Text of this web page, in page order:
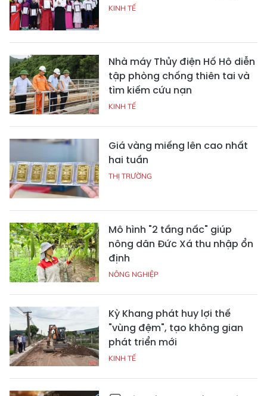
KINH TẾ
Nhà máy Thủy điện Hố Hô diễn
tập phòng chống thiên tai và
tìm kiếm cứu nạn
KINH TẾ
Giá vàng miếng lên cao nhất
hai tuần
THỊ TRƯỜNG
Mô hình "2 tầng nấc" giúp
nông dân Đức Xá thu nhập ổn
định
NÔNG NGHIỆP
Kỳ Khang phát huy lợi thế
"vùng đệm", tạo không gian
phát triển mới
KINH TẾ